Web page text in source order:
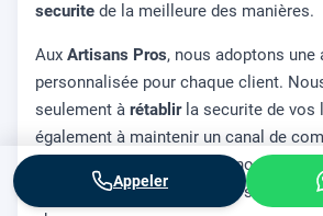
securite de la meilleure des manières.
Aux Artisans Pros, nous adoptons une
personnalisée pour chaque client.
seulement à rétablirla securite de vos
également à maintenir un canal de
et honnête. C'est ainsi que nous
confiance et proposons des solutions
Appeler